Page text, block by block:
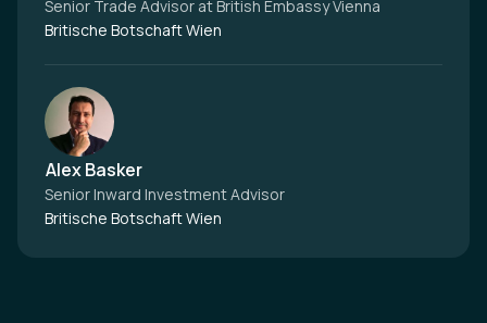
Senior Trade Advisor at British Embassy Vienna
Britische Botschaft Wien
Alex Basker
Senior Inward Investment Advisor
Britische Botschaft Wien